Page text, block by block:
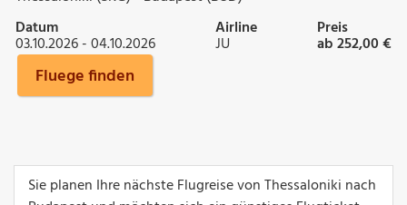
Datum
03.10.2026 - 04.10.2026
Airline
JU
Preis
ab 252,00 €
Fluege finden
Sie planen Ihre nächste Flugreise von Thessaloniki nach